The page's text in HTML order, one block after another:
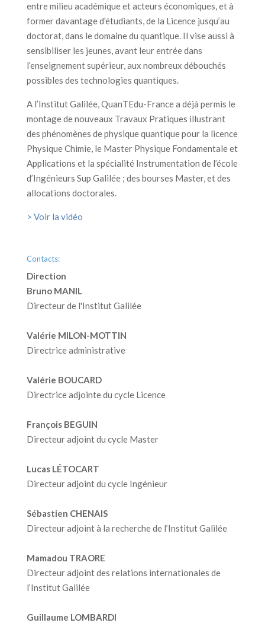
entre milieu académique et acteurs économiques, et à
former davantage d’étudiants, de la Licence jusqu’au
doctorat, dans le domaine du quantique. Il vise aussi à
sensibiliser les jeunes, avant leur entrée dans
l’enseignement supérieur, aux nombreux débouchés
possibles des technologies quantiques.
A l’Institut Galilée, QuanTEdu-France a déjà permis le
montage de nouveaux Travaux Pratiques illustrant
des phénomènes de physique quantique pour la licence
Physique Chimie, le Master Physique Fondamentale et
Applications et la spécialité Instrumentation de l’école
d’Ingénieurs Sup Galilée ; des bourses Master, et des
allocations doctorales.
> Voir la vidéo
Contacts:
Direction
Bruno MANIL
Directeur de l'Institut Galilée
Valérie MILON-MOTTIN
Directrice administrative
Valérie BOUCARD
Directrice adjointe du cycle Licence
François BEGUIN
Directeur adjoint du cycle Master
Lucas LÉTOCART
Directeur adjoint du cycle Ingénieur
Sébastien CHENAIS
Directeur adjoint à la recherche de l’Institut Galilée
Mamadou TRAORE
Directeur adjoint des relations internationales de
l’Institut Galilée
Guillaume LOMBARDI